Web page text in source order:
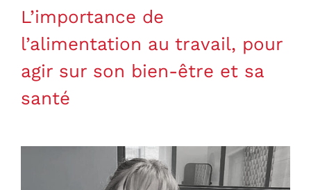
L’importance de
l’alimentation au travail, pour
agir sur son bien-être et sa
santé